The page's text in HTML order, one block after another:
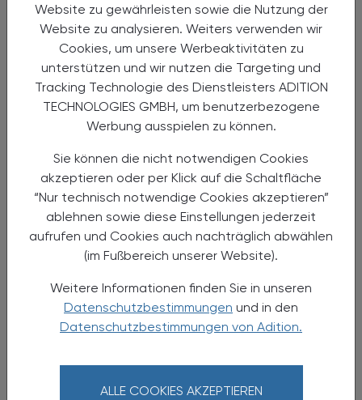
Website zu gewährleisten sowie die Nutzung der
Website zu analysieren. Weiters verwenden wir
Cookies, um unsere Werbeaktivitäten zu
unterstützen und wir nutzen die Targeting und
Tracking Technologie des Dienstleisters ADITION
TECHNOLOGIES GMBH, um benutzerbezogene
Werbung ausspielen zu können.
Sie können die nicht notwendigen Cookies
akzeptieren oder per Klick auf die Schaltfläche
“Nur technisch notwendige Cookies akzeptieren”
ablehnen sowie diese Einstellungen jederzeit
aufrufen und Cookies auch nachträglich abwählen
(im Fußbereich unserer Website).
Weitere Informationen finden Sie in unseren
Datenschutzbestimmungen und in den
Datenschutzbestimmungen von Adition.
ALLE COOKIES AKZEPTIEREN
, 15.00 Uhr
„Johnnybär – der furchtlose Affe“
Clownstück für Menschen ab vier Jahren mit